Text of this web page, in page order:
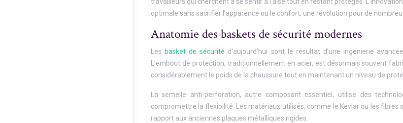
optimale sans sacrifier l’apparence ou le confort, une révolution pour de
Anatomie des baskets de sécurité modernes
Les basket de sécurité d’aujourd’hui sont le résultat d’une ingénierie
L’embout de protection, traditionnellement en acier, est désormais souvent
considérablement le poids de la chaussure tout en maintenant un niveau de
La semelle anti-perforation, autre composant essentiel, utilise des
compromettre la flexibilité. Les matériaux utilisés, comme le Kevlar ou les
rapport aux anciennes plaques métalliques rigides.